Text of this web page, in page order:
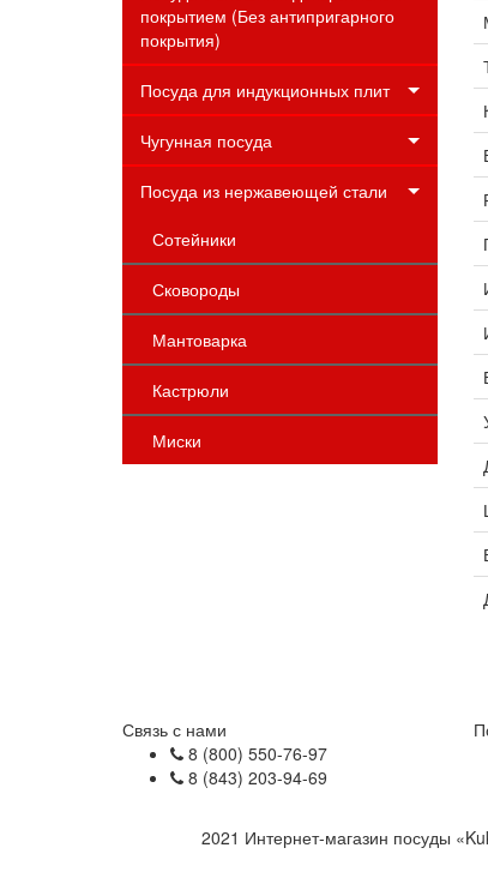
покрытием (Без антипригарного
покрытия)
Посуда для индукционных плит
Чугунная посуда
Посуда из нержавеющей стали
Сотейники
Сковороды
Мантоварка
Кастрюли
Миски
Связь с нами
8 (800) 550-76-97
8 (843) 203-94-69
2021 Интернет-магазин посуды